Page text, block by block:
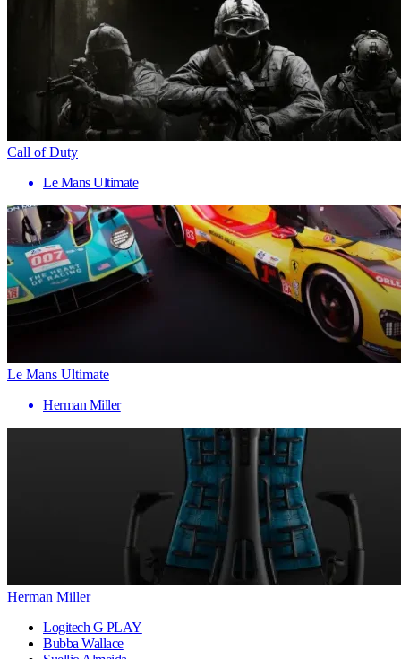
Call of Duty
Le Mans Ultimate
Le Mans Ultimate
Herman Miller
Herman Miller
Logitech G PLAY
Bubba Wallace